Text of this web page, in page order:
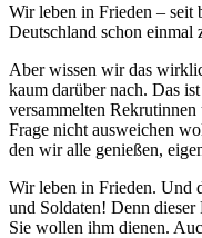
Wir leben in Frieden – seit
Deutschland schon einmal
Aber wissen wir das
kaum darüber nach. Das
versammelten Rekrutinnen
Frage nicht ausweichen
den wir alle genießen,
Wir leben in Frieden. Und
und Soldaten! Denn dieser
Sie wollen ihm dienen.